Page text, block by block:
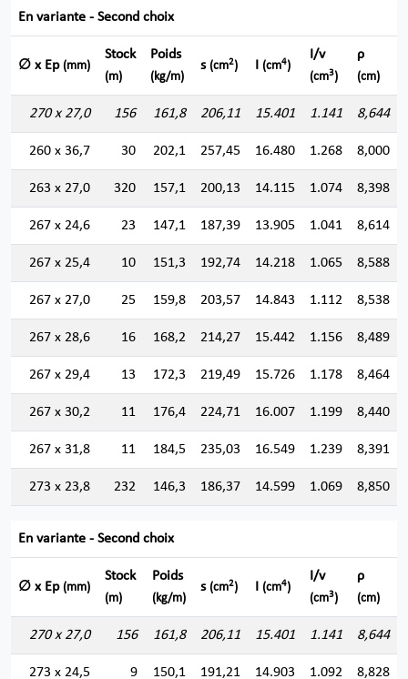
En variante - Second choix
∅ x Ep (mm)
Stock
(m)
Poids
(kg/m)
s (cm2) I (cm4)
I/v
(cm3)
ρ
(cm)
270 x 27,0 156 161,8 206,11 15.401 1.141 8,644
260 x 36,7 30 202,1 257,45 16.480 1.268 8,000
263 x 27,0 320 157,1 200,13 14.115 1.074 8,398
267 x 24,6 23 147,1 187,39 13.905 1.041 8,614
267 x 25,4 10 151,3 192,74 14.218 1.065 8,588
267 x 27,0 25 159,8 203,57 14.843 1.112 8,538
267 x 28,6 16 168,2 214,27 15.442 1.156 8,489
267 x 29,4 13 172,3 219,49 15.726 1.178 8,464
267 x 30,2 11 176,4 224,71 16.007 1.199 8,440
267 x 31,8 11 184,5 235,03 16.549 1.239 8,391
273 x 23,8 232 146,3 186,37 14.599 1.069 8,850
En variante - Second choix
∅ x Ep (mm)
Stock
(m)
Poids
(kg/m)
s (cm2) I (cm4)
I/v
(cm3)
ρ
(cm)
270 x 27,0 156 161,8 206,11 15.401 1.141 8,644
273 x 24,5 9 150,1 191,21 14.903 1.092 8,828